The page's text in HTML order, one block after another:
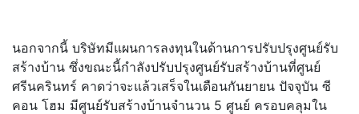
นอกจากนี้ บริษัทมีแผนการลงทุนในด้านการปรับปรุงศูนย์รับ
สร้างบ้าน ซึ่งขณะนี้กำลังปรับปรุงศูนย์รับสร้างบ้านที่ศูนย์
ศรีนครินทร์ คาดว่าจะแล้วเสร็จในเดือนกันยายน ปัจจุบัน ซี
คอน โฮม มีศูนย์รับสร้างบ้านจำนวน 5 ศูนย์ ครอบคลุมใน